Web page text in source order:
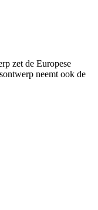
zet de Europese
neemt ook de